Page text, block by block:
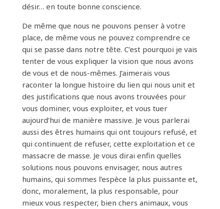
désir… en toute bonne conscience.
De même que nous ne pouvons penser à votre
place, de même vous ne pouvez comprendre ce
qui se passe dans notre tête. C’est pourquoi je vais
tenter de vous expliquer la vision que nous avons
de vous et de nous-mêmes. J’aimerais vous
raconter la longue histoire du lien qui nous unit et
des justifications que nous avons trouvées pour
vous dominer, vous exploiter, et vous tuer
aujourd’hui de manière massive. Je vous parlerai
aussi des êtres humains qui ont toujours refusé, et
qui continuent de refuser, cette exploitation et ce
massacre de masse. Je vous dirai enfin quelles
solutions nous pouvons envisager, nous autres
humains, qui sommes l’espèce la plus puissante et,
donc, moralement, la plus responsable, pour
mieux vous respecter, bien chers animaux, vous